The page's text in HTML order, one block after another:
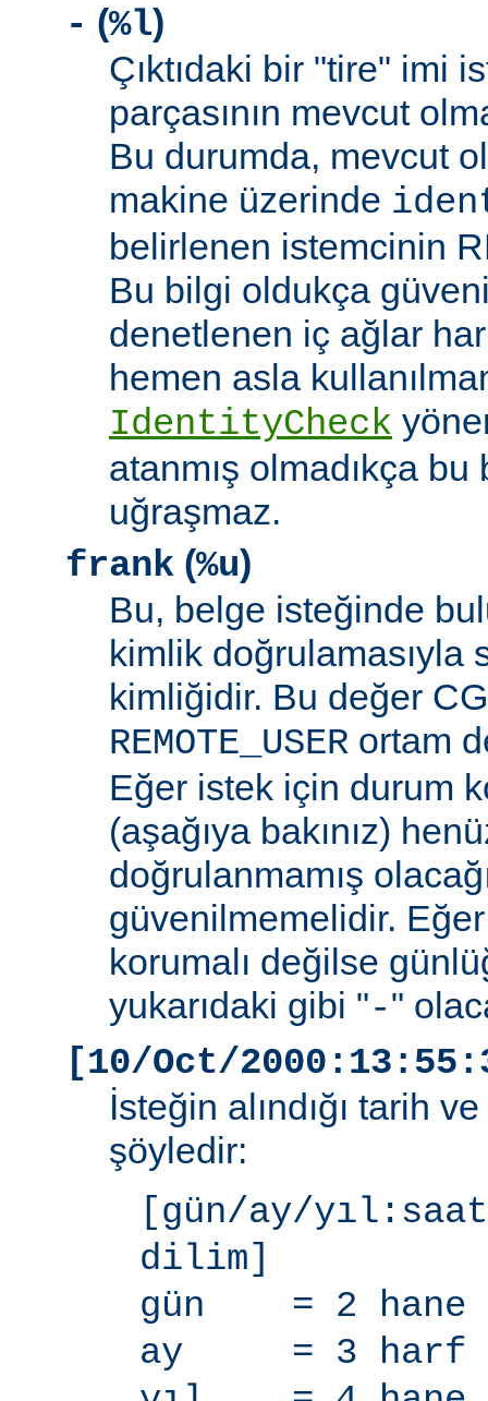
- (%l)
Çıktıdaki bir "tire" imi
parçasının mevcut
Bu durumda, mevcut
makine üzerinde
belirlenen istemcinin
Bu bilgi oldukça
denetlenen iç ağlar
hemen asla
IdentityCheck
atanmış olmadıkça
uğraşmaz.
frank (%u)
Bu, belge isteğinde
kimlik doğrulamasıyla
kimliğidir. Bu değer
REMOTE_USER ortam
Eğer istek için durum
(aşağıya bakınız)
doğrulanmamış
güvenilmemelidir.
korumalı değilse
yukarıdaki gibi "-"
[10/Oct/
İsteğin alındığı tarih
şöyledir:
[gün/ay/
dilim]
gün = 2 hane
ay = 3 harf